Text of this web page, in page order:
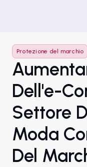
Protezione del marchio
Dell'e-
Settore
Moda
Del